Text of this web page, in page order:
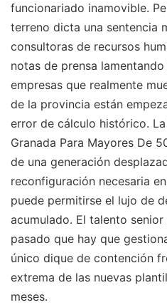
funcionariado inamovible.
terreno dicta una sentencia
consultoras de recursos
notas de prensa
empresas que realmente
de la provincia están
error de cálculo histórico.
Granada Para Mayores De
de una generación
reconfiguración necesaria
puede permitirse el lujo de
acumulado. El talento
pasado que hay que
único dique de contención
extrema de las nuevas
meses.